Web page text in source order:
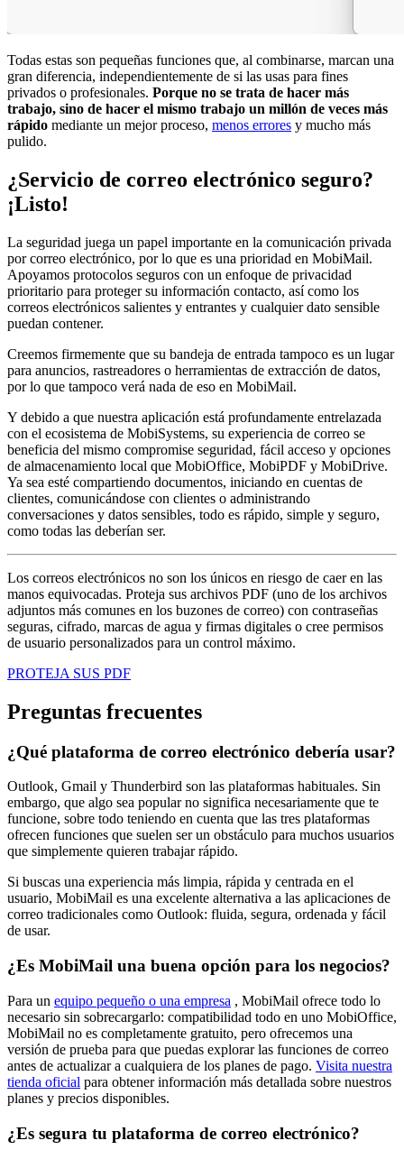
Todas estas son pequeñas funciones que, al combinarse, marcan una
gran diferencia, independientemente de si las usas para fines
privados o profesionales. Porque no se trata de hacer más
trabajo, sino de hacer el mismo trabajo un millón de veces más
rápido mediante un mejor proceso, menos errores y mucho más
pulido.
¿Servicio de correo electrónico seguro?
¡Listo!
La seguridad juega un papel importante en la comunicación privada
por correo electrónico, por lo que es una prioridad en MobiMail.
Apoyamos protocolos seguros con un enfoque de privacidad
prioritario para proteger su información contacto, así como los
correos electrónicos salientes y entrantes y cualquier dato sensible
puedan contener.
Creemos firmemente que su bandeja de entrada tampoco es un lugar
para anuncios, rastreadores o herramientas de extracción de datos,
por lo que tampoco verá nada de eso en MobiMail.
Y debido a que nuestra aplicación está profundamente entrelazada
con el ecosistema de MobiSystems, su experiencia de correo se
beneficia del mismo compromise seguridad, fácil acceso y opciones
de almacenamiento local que MobiOffice, MobiPDF y MobiDrive.
Ya sea esté compartiendo documentos, iniciando en cuentas de
clientes, comunicándose con clientes o administrando
conversaciones y datos sensibles, todo es rápido, simple y seguro,
como todas las deberían ser.
Los correos electrónicos no son los únicos en riesgo de caer en las
manos equivocadas. Proteja sus archivos PDF (uno de los archivos
adjuntos más comunes en los buzones de correo) con contraseñas
seguras, cifrado, marcas de agua y firmas digitales o cree permisos
de usuario personalizados para un control máximo.
PROTEJA SUS PDF
Preguntas frecuentes
¿Qué plataforma de correo electrónico debería usar?
Outlook, Gmail y Thunderbird son las plataformas habituales. Sin
embargo, que algo sea popular no significa necesariamente que te
funcione, sobre todo teniendo en cuenta que las tres plataformas
ofrecen funciones que suelen ser un obstáculo para muchos usuarios
que simplemente quieren trabajar rápido.
Si buscas una experiencia más limpia, rápida y centrada en el
usuario, MobiMail es una excelente alternativa a las aplicaciones de
correo tradicionales como Outlook: fluida, segura, ordenada y fácil
de usar.
¿Es MobiMail una buena opción para los negocios?
Para un equipo pequeño o una empresa , MobiMail ofrece todo lo
necesario sin sobrecargarlo: compatibilidad todo en uno MobiOffice,
MobiMail no es completamente gratuito, pero ofrecemos una
versión de prueba para que puedas explorar las funciones de correo
antes de actualizar a cualquiera de los planes de pago. Visita nuestra
tienda oficial para obtener información más detallada sobre nuestros
planes y precios disponibles.
¿Es segura tu plataforma de correo electrónico?